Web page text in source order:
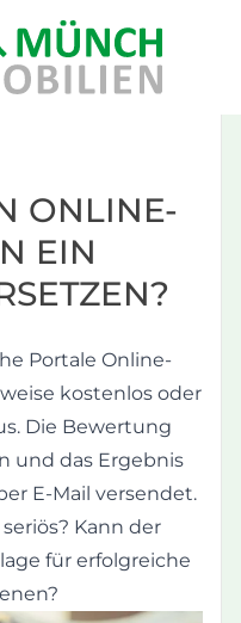
ONLINE-
EIN
Portale Online-
kostenlos oder
Die Bewertung
und das Ergebnis
E-Mail versendet.
Kann der
für erfolgreiche